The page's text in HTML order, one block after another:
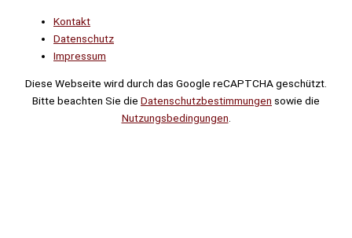
Kontakt
Datenschutz
Impressum
Diese Webseite wird durch das Google reCAPTCHA geschützt.
Bitte beachten Sie die Datenschutzbestimmungen sowie die
Nutzungsbedingungen.